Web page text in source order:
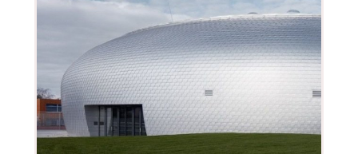
O FIRMĚ
VESPER HOMES